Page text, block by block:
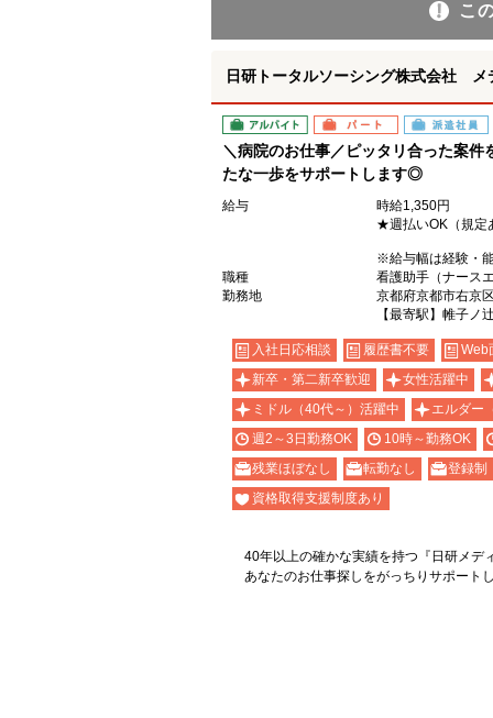
こ
日研トータルソーシング株式会社 メ
アルバイト パート 派遣社員
＼病院のお仕事／ピッタリ合った案
たな一歩をサポートします◎
給与
時給1,350円
★週払いOK（規定
※給与幅は経験・
職種
看護助手（ナース
勤務地
京都府京都市右京
【最寄駅】帷子ノ
入社日応相談 履歴書不要
Web
新卒・第二新卒歓迎
女性活躍中
ミドル（40代～）活躍中
エルダー
週2～3日勤務OK
10時～勤務OK
残業ほぼなし
転勤なし
登録制
資格取得支援制度あり
40年以上の確かな実績を持つ『日研メデ
あなたのお仕事探しをがっちりサポート